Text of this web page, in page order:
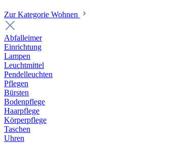
Zur Kategorie Wohnen
Abfalleimer
Einrichtung
Lampen
Leuchtmittel
Pendelleuchten
Pflegen
Bürsten
Bodenpflege
Haarpflege
Körperpflege
Taschen
Uhren